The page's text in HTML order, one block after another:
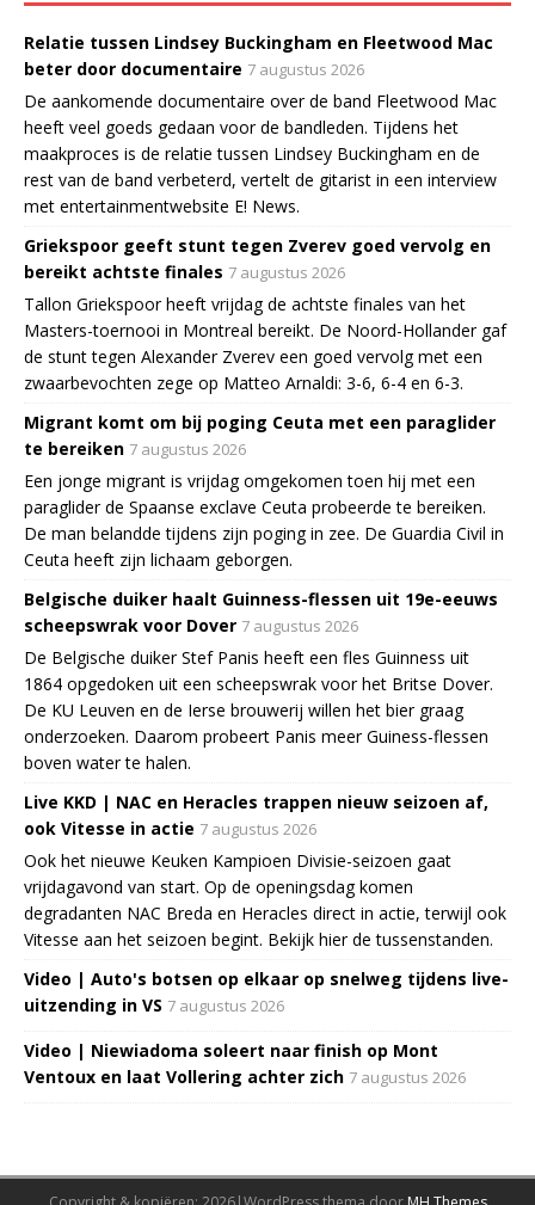
Relatie tussen Lindsey Buckingham en Fleetwood Mac
beter door documentaire 7 augustus 2026
De aankomende documentaire over de band Fleetwood Mac
heeft veel goeds gedaan voor de bandleden. Tijdens het
maakproces is de relatie tussen Lindsey Buckingham en de
rest van de band verbeterd, vertelt de gitarist in een interview
met entertainmentwebsite E! News.
Griekspoor geeft stunt tegen Zverev goed vervolg en
bereikt achtste finales 7 augustus 2026
Tallon Griekspoor heeft vrijdag de achtste finales van het
Masters-toernooi in Montreal bereikt. De Noord-Hollander gaf
de stunt tegen Alexander Zverev een goed vervolg met een
zwaarbevochten zege op Matteo Arnaldi: 3-6, 6-4 en 6-3.
Migrant komt om bij poging Ceuta met een paraglider
te bereiken 7 augustus 2026
Een jonge migrant is vrijdag omgekomen toen hij met een
paraglider de Spaanse exclave Ceuta probeerde te bereiken.
De man belandde tijdens zijn poging in zee. De Guardia Civil in
Ceuta heeft zijn lichaam geborgen.
Belgische duiker haalt Guinness-flessen uit 19e-eeuws
scheepswrak voor Dover 7 augustus 2026
De Belgische duiker Stef Panis heeft een fles Guinness uit
1864 opgedoken uit een scheepswrak voor het Britse Dover.
De KU Leuven en de Ierse brouwerij willen het bier graag
onderzoeken. Daarom probeert Panis meer Guiness-flessen
boven water te halen.
Live KKD | NAC en Heracles trappen nieuw seizoen af,
ook Vitesse in actie 7 augustus 2026
Ook het nieuwe Keuken Kampioen Divisie-seizoen gaat
vrijdagavond van start. Op de openingsdag komen
degradanten NAC Breda en Heracles direct in actie, terwijl ook
Vitesse aan het seizoen begint. Bekijk hier de tussenstanden.
Video | Auto's botsen op elkaar op snelweg tijdens live-
uitzending in VS 7 augustus 2026
Video | Niewiadoma soleert naar finish op Mont
Ventoux en laat Vollering achter zich 7 augustus 2026